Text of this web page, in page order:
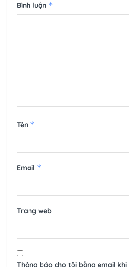
Bình luận *
Tên *
Email *
Trang web
Thông báo cho tôi bằng email